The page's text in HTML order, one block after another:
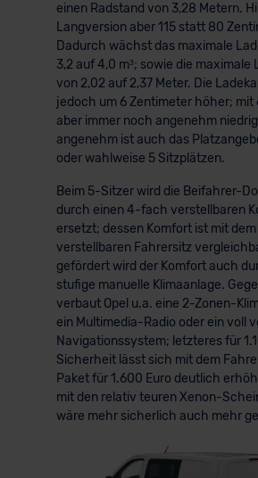
einen Radstand von 3,28 Metern.
Langversion aber 115 statt 80
Dadurch wächst das maximale
3,2 auf 4,0 m³; sowie die maximale
von 2,02 auf 2,37 Meter. Die
jedoch um 6 Zentimeter höher; mit
aber immer noch angenehm
angenehm ist auch das
oder wahlweise 5 Sitzplätzen.
Beim 5-Sitzer wird die Beifahrer-
durch einen 4-fach verstellbaren
ersetzt; dessen Komfort ist mit
verstellbaren Fahrersitz
gefördert wird der Komfort auch
stufige manuelle Klimaanlage.
verbaut Opel u.a. eine 2-Zonen-
ein Multimedia-Radio oder ein voll
Navigationssystem; letzteres für
Sicherheit lässt sich mit dem
Paket für 1.600 Euro deutlich
mit den relativ teuren Xenon-
wäre mehr sicherlich auch mehr